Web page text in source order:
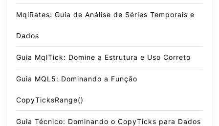
MqlRates: Guia de Análise de Séries Temporais e
Dados
Guia MqlTick: Domine a Estrutura e Uso Correto
Guia MQL5: Dominando a Função
CopyTicksRange()
Guia Técnico: Dominando o CopyTicks para Dados